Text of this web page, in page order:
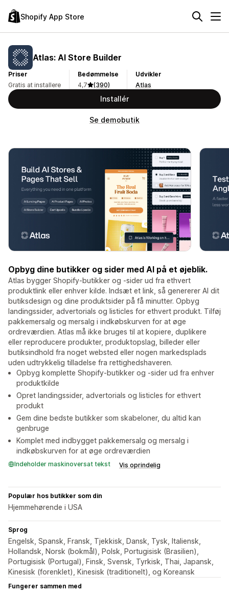
Shopify App Store
Atlas: AI Store Builder
Priser
Gratis at installere
Bedømmelse
4,7
(390)
Udvikler
Atlas
Installér
Se demobutik
Opbyg dine butikker og sider med AI på et øjeblik.
Atlas bygger Shopify-butikker og -sider ud fra ethvert
produktlink eller enhver kilde. Indsæt et link, så genererer AI dit
butiksdesign og dine produktsider på få minutter. Opbyg
landingssider, advertorials og listicles for ethvert produkt. Tilføj
pakkemersalg og mersalg i indkøbskurven for at øge
ordreværdien. Atlas må ikke bruges til at kopiere, duplikere
eller reproducere produkter, produktopslag, billeder eller
butiksindhold fra noget websted eller nogen markedsplads
uden udtrykkelig tilladelse fra rettighedshaveren.
Opbyg komplette Shopify-butikker og -sider ud fra enhver
produktkilde
Opret landingssider, advertorials og listicles for ethvert
produkt
Gem dine bedste butikker som skabeloner, du altid kan
genbruge
Komplet med indbygget pakkemersalg og mersalg i
indkøbskurven for at øge ordreværdien
Indeholder maskinoversat tekst Vis oprindelig
Populær hos butikker som din
Hjemmehørende i USA
Sprog
Engelsk, Spansk, Fransk, Tjekkisk, Dansk, Tysk, Italiensk,
Hollandsk, Norsk (bokmål), Polsk, Portugisisk (Brasilien),
Portugisisk (Portugal), Finsk, Svensk, Tyrkisk, Thai, Japansk,
Kinesisk (forenklet), Kinesisk (traditionelt), og Koreansk
Fungerer sammen med